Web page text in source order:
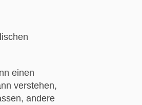
einen
verstehen,
andere